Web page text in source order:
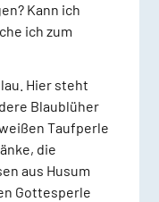
Kann ich
ich zum
Hier steht
Blaublüher
Taufperle
die
aus Husum
Gottesperle